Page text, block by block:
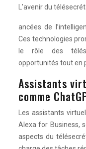
L’avenir du
ancées de
Ces technologies
le rôle des
opportunités tout en
Assistants
comme
Les assistants
Alexa for Business,
aspects du